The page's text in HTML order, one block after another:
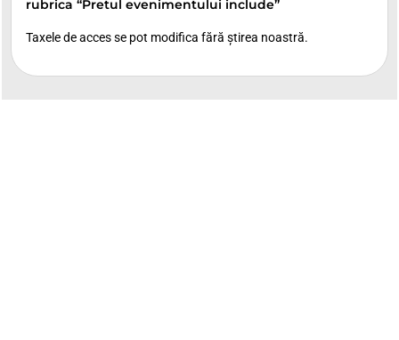
rubrica “Pretul evenimentului include”
Taxele de acces se pot modifica fără știrea noastră.